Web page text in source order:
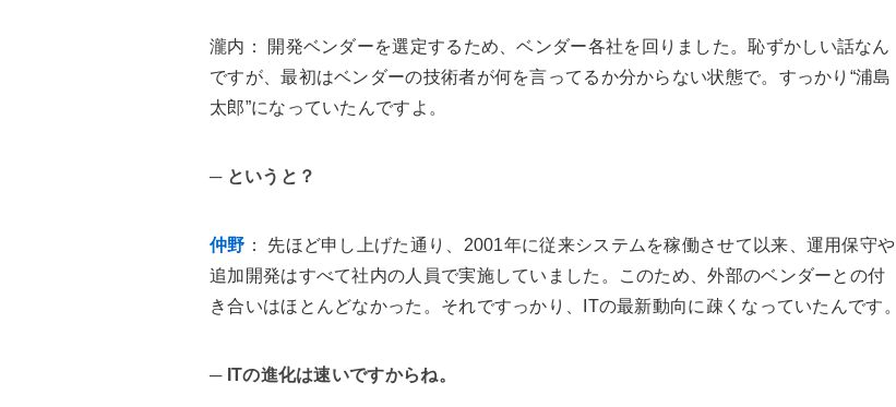
瀧内 ： 開発ベンダーを選定するため、ベンダー各社を回りました。恥ずかしい話なん
ですが、最初はベンダーの技術者が何を言ってるか分からない状態で。すっかり“浦島
太郎”になっていたんですよ。
─ というと？
仲野 ： 先ほど申し上げた通り、2001年に従来システムを稼働させて以来、運用保守や
追加開発はすべて社内の人員で実施していました。このため、外部のベンダーとの付
き合いはほとんどなかった。それですっかり、ITの最新動向に疎くなっていたんです。
─ ITの進化は速いですからね。